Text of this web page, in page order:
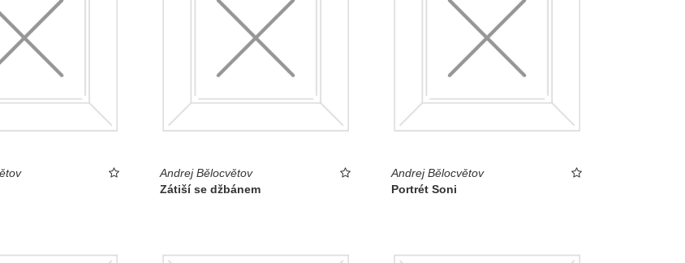
Andrej Bělocvětov
Zátiší se džbánem
Andrej Bělocvětov
Portrét Soni